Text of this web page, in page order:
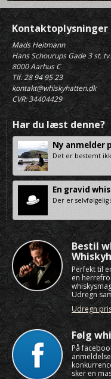
Kontaktoplysninger
Mads Heitmann
Hans Schourups Gade 3 st. tv.
8000 Aarhus C
Tlf. 28 94 95 23
kontakt@whiskyhatten.dk
CVR: 34404429
Har du læst denne?
Ny anmelder
Det er bestemt
En gravid
Der er
Bestil
Perfekt til
en
Udregn
Udregn
Følg
På
sker en